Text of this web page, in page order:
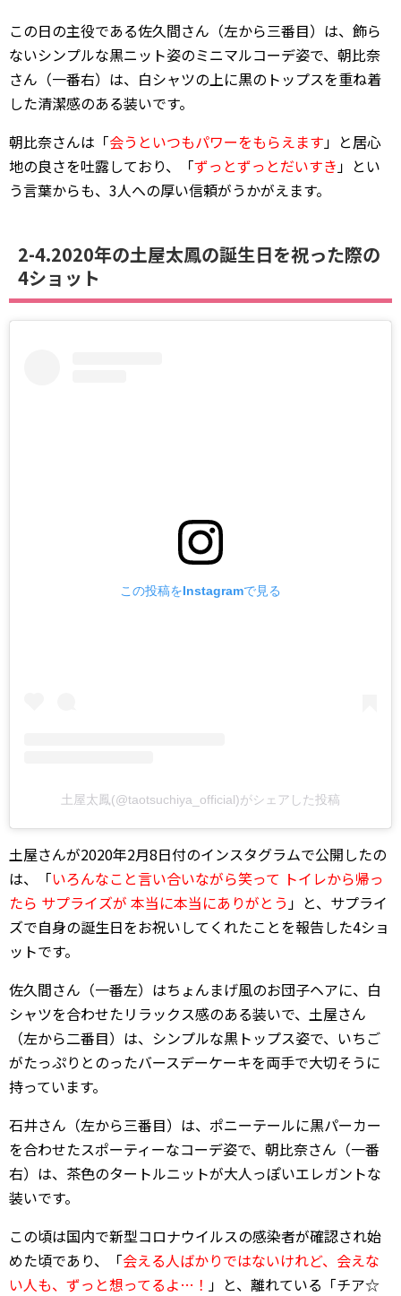
この日の主役である佐久間さん（左から三番目）は、飾ら
ないシンプルな黒ニット姿のミニマルコーデ姿で、朝比奈
さん（一番右）は、白シャツの上に黒のトップスを重ね着
した清潔感のある装いです。
朝比奈さんは「会うといつもパワーをもらえます」と居心
地の良さを吐露しており、「ずっとずっとだいすき」とい
う言葉からも、3人への厚い信頼がうかがえます。
2-4.2020年の土屋太鳳の誕生日を祝った際の
4ショット
この投稿をInstagramで見る
土屋太鳳(@taotsuchiya_official)がシェアした投稿
土屋さんが2020年2月8日付のインスタグラムで公開したの
は、「いろんなこと言い合いながら笑って トイレから帰っ
たら サプライズが 本当に本当にありがとう 」と、サプライ
ズで自身の誕生日をお祝いしてくれたことを報告した4ショ
ットです。
佐久間さん（一番左）はちょんまげ風のお団子ヘアに、白
シャツを合わせたリラックス感のある装いで、土屋さん
（左から二番目）は、シンプルな黒トップス姿で、いちご
がたっぷりとのったバースデーケーキを両手で大切そうに
持っています。
石井さん（左から三番目）は、ポニーテールに黒パーカー
を合わせたスポーティーなコーデ姿で、朝比奈さん（一番
右）は、茶色のタートルニットが大人っぽいエレガントな
装いです。
この頃は国内で新型コロナウイルスの感染者が確認され始
めた頃であり、「会える人ばかりではないけれど、会えな
い人も、ずっと想ってるよ…！ 」と、離れている「チア☆